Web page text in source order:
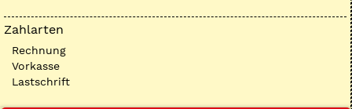
Zahlarten
Rechnung
Vorkasse
Lastschrift